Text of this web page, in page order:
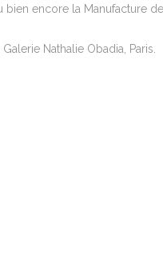
bien encore la Manufacture
Nathalie Obadia, Paris.